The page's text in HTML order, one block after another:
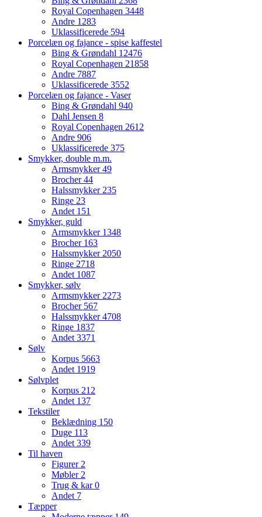
Royal Copenhagen 3448
Andre 1283
Uklassificerede 594
Porcelæn og fajance - spise kaffestel
Bing & Grøndahl 12476
Royal Copenhagen 21858
Andre 7887
Uklassificerede 3552
Porcelæn og fajance - Vaser
Bing & Grøndahl 940
Dahl Jensen 8
Royal Copenhagen 2612
Andre 906
Uklassificerede 375
Smykker, double m.m.
Armsmykker49
Brocher44
Halssmykker 235
Ringe 23
Andet 151
Smykker, guld
Armsmykker 1348
Brocher 163
Halssmykker 2050
Ringe 2718
Andet 1087
Smykker, sølv
Armsmykker 2273
Brocher 567
Halssmykker4708
Ringe 1837
Andet 3371
Sølv
Korpus 5663
Andet 1919
Sølvplet
Korpus 212
Andet 137
Tekstiler
Beklædning 150
Duge 113
Andet 339
Til haven
Figurer 2
Møbler 2
Trug & kar0
Andet 7
Tæpper